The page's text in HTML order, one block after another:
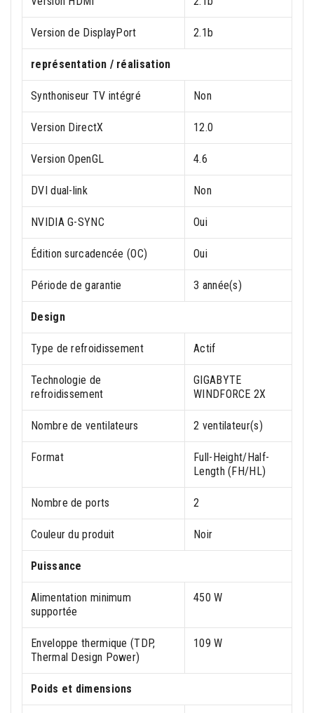
Version de DisplayPort 2.1b
représentation / réalisation
Synthoniseur TV intégré Non
Version DirectX 12.0
Version OpenGL 4.6
DVI dual-link Non
NVIDIA G-SYNC Oui
Édition surcadencée (OC) Oui
Période de garantie 3 année(s)
Design
Type de refroidissement Actif
Technologie de
refroidissement
GIGABYTE
WINDFORCE 2X
Nombre de ventilateurs 2 ventilateur(s)
Format
Full-Height/Half-
Length (FH/HL)
Nombre de ports 2
Couleur du produit Noir
Puissance
Alimentation minimum
supportée
450 W
Enveloppe thermique (TDP,
Thermal Design Power)
109 W
Poids et dimensions